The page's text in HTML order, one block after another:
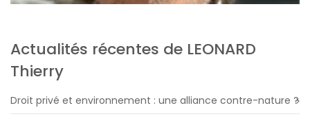
Actualités récentes de LEONARD
Thierry
Droit privé et environnement : une alliance contre-nature ?